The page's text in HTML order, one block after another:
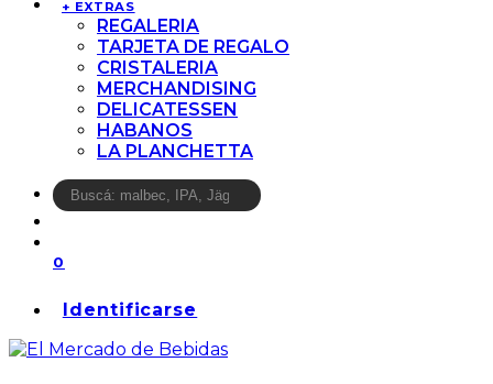
+ EXTRAS
REGALERIA
TARJETA DE REGALO
CRISTALERIA
MERCHANDISING
DELICATESSEN
HABANOS
LA PLANCHETTA
0
Identificarse